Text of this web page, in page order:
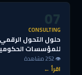
07
CONSULTING
حلول التحول الرقمي
للمؤسسات
👁 252 مشاهدة
اقرأ ←